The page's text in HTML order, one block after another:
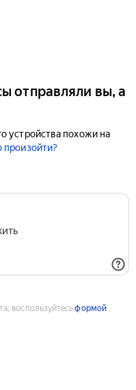
отправляли вы, а
устройства похожи на
произойти?
воспользуйтесьформой